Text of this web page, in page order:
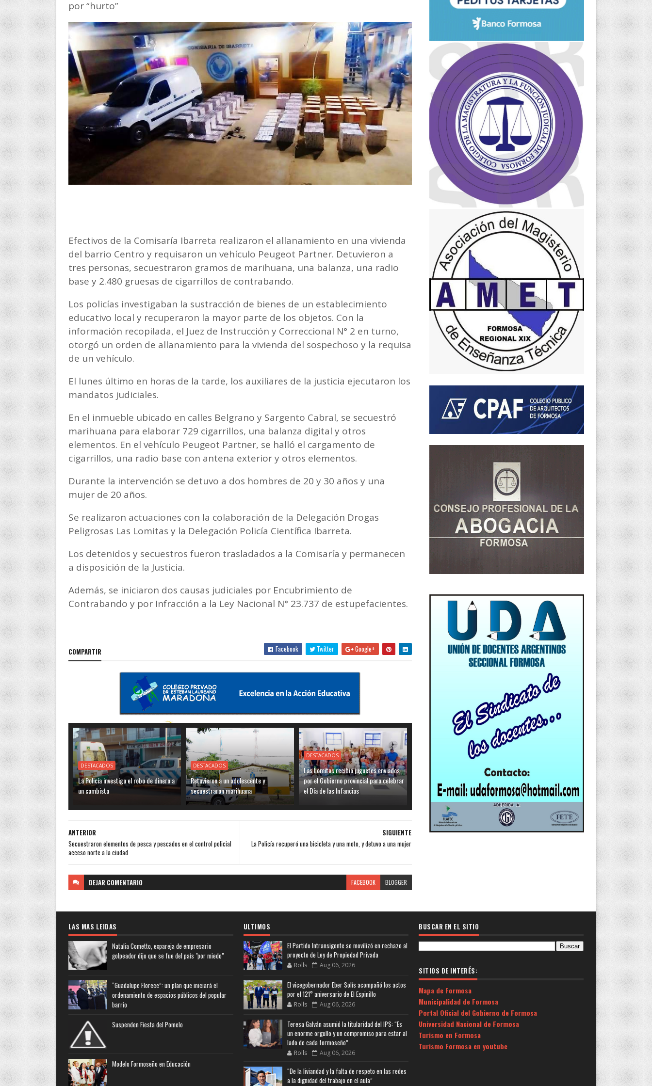
por “hurto”
Efectivos de la Comisaría Ibarreta realizaron el allanamiento en una vivienda
del barrio Centro y requisaron un vehículo Peugeot Partner. Detuvieron a
tres personas, secuestraron gramos de marihuana, una balanza, una radio
base y 2.480 gruesas de cigarrillos de contrabando.
Los policías investigaban la sustracción de bienes de un establecimiento
educativo local y recuperaron la mayor parte de los objetos. Con la
información recopilada, el Juez de Instrucción y Correccional N° 2 en turno,
otorgó un orden de allanamiento para la vivienda del sospechoso y la requisa
de un vehículo.
El lunes último en horas de la tarde, los auxiliares de la justicia ejecutaron los
mandatos judiciales.
En el inmueble ubicado en calles Belgrano y Sargento Cabral, se secuestró
marihuana para elaborar 729 cigarrillos, una balanza digital y otros
elementos. En el vehículo Peugeot Partner, se halló el cargamento de
cigarrillos, una radio base con antena exterior y otros elementos.
Durante la intervención se detuvo a dos hombres de 20 y 30 años y una
mujer de 20 años.
Se realizaron actuaciones con la colaboración de la Delegación Drogas
Peligrosas Las Lomitas y la Delegación Policía Científica Ibarreta.
Los detenidos y secuestros fueron trasladados a la Comisaría y permanecen
a disposición de la Justicia.
Además, se iniciaron dos causas judiciales por Encubrimiento de
Contrabando y por Infracción a la Ley Nacional N° 23.737 de estupefacientes.
COMPARTIR Facebook Twitter Google+
DESTACADOS
La Policía investiga el robo de dinero a
un cambista
DESTACADOS
Retuvieron a un adolescente y
secuestraron marihuana
DESTACADOS
Las Lomitas recibió juguetes enviados
por el Gobierno provincial para celebrar
el Día de las Infancias
SIGUIENTE
La Policía recuperó una bicicleta y una moto, y detuvo a una mujer
ANTERIOR
Secuestraron elementos de pesca y pescados en el control policial
acceso norte a la ciudad
DEJAR COMENTARIO FACEBOOK BLOGGER
LAS MAS LEIDAS
Natalia Cometto, expareja de empresario
golpeador dijo que se fue del país "por miedo"
“Guadalupe Florece”: un plan que iniciará el
ordenamiento de espacios públicos del popular
barrio
Suspenden Fiesta del Pomelo
Modelo Formoseño en Educación
ULTIMOS
El Partido Intransigente se movilizó en rechazo al
proyecto de Ley de Propiedad Privada
Rolls Aug 06, 2026
El vicegobernador Eber Solís acompañó los actos
por el 121° aniversario de El Espinillo
Rolls Aug 06, 2026
Teresa Galván asumió la titularidad del IPS: “Es
un enorme orgullo y un compromiso para estar al
lado de cada formoseño”
Rolls Aug 06, 2026
“De la liviandad y la falta de respeto en las redes
a la dignidad del trabajo en el aula”
BUSCAR EN EL SITIO
SITIOS DE INTERÉS:
Mapa de Formosa
Municipalidad de Formosa
Portal Oficial del Gobierno de Formosa
Universidad Nacional de Formosa
Turismo en Formosa
Turismo Formosa en youtube